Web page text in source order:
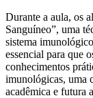
Durante a aula, os
Sanguíneo”, uma
sistema
essencial para que
conhecimentos
imunológicas, uma
acadêmica e futura